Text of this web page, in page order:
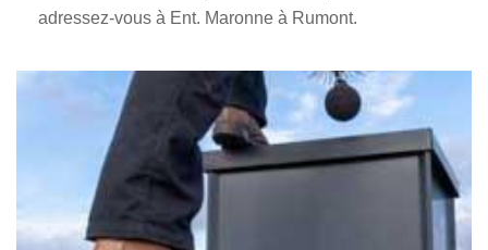
adressez-vous à Ent. Maronne à Rumont.